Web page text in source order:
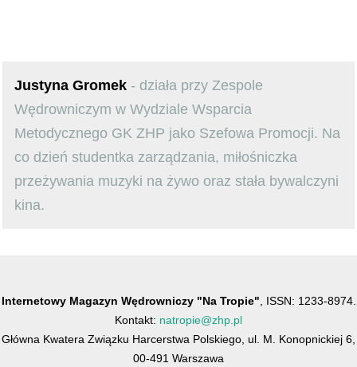
Justyna Gromek - działa przy Zespole
Wędrowniczym w Wydziale Wsparcia
Metodycznego GK ZHP jako Szefowa Promocji. Na
co dzień studentka zarządzania, miłośniczka
przeżywania muzyki na żywo oraz stała bywalczyni
kina.
Internetowy Magazyn Wędrowniczy "Na Tropie" , ISSN: 1233-8974.
Kontakt: natropie@zhp.pl
Główna Kwatera Związku Harcerstwa Polskiego, ul. M. Konopnickiej 6,
00-491 Warszawa